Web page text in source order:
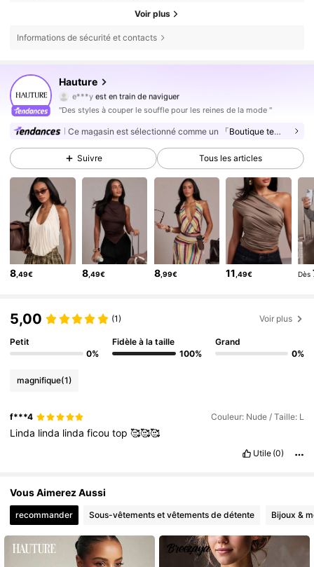
Voir plus
Informations de sécurité et contacts
Hauture
4,79
985K Suiveurs
4,79
985K Suiveurs
4,79 985K Suiveurs
4,79 985K Suiveurs
985K Suiveurs
4,79 985K Suiveurs
4,79 985K Suiveurs
4,79 985K Suiveurs
4,79 985K Suiveurs
"Des styles à couper le souffle pour les reines de la mode "
Ce magasin est sélectionné comme un 「Boutique tendance」
Suivre Tous les articles
8 ,49€ 8 ,49€ 8,99€ 11 ,49€ Dès
5,00 (1) Voir plus
Petit
0%
Fidèle à la taille
100%
Grand
0%
magnifique(1)
f***4 Couleur: Nude / Taille: L
Linda linda lindaficoutop🥰🥰🥰
Utile (0)
Vous Aimerez Aussi
recommander Sous-vêtements et vêtements de détente Bijoux &